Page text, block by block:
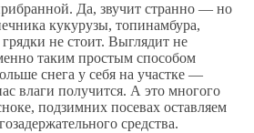
Да, звучит странно — но
кукурузы, топинамбура,
не стоит. Выглядит не
таким простым способом
снега у себя на участке —
влаги получится. А это многого
подзимних посевах оставляем
средства.